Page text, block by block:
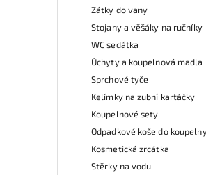
Zátky do vany
Stojany a věšáky na ručníky
WC sedátka
Úchyty a koupelnová madla
Sprchové tyče
Kelímky na zubní kartáčky
Koupelnové sety
Odpadkové koše do
Kosmetická zrcátka
Stěrky na vodu